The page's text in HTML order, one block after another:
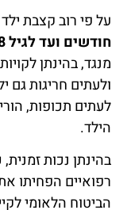
על פי רוב קצבת
חודשים ועד לגיל 18 ו-3 חודשים
מנגד, בהינתן
ולעתים חריגות גם
לעתים תכופות,
הילד.
בהינתן נכות
רפואיים הפחיתו
הביטוח הלאומי